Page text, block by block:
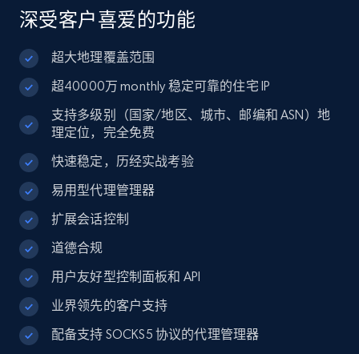
深受客户喜爱的功能
超大地理覆盖范围
超40000万 monthly 稳定可靠的住宅 IP
支持多级别（国家/地区、城市、邮编和 ASN）地
理定位，完全免费
快速稳定，历经实战考验
易用型代理管理器
扩展会话控制
道德合规
用户友好型控制面板和 API
业界领先的客户支持
配备支持 SOCKS5 协议的代理管理器